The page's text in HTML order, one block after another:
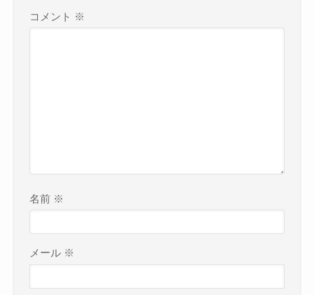
コメント ※
名前 ※
メール ※